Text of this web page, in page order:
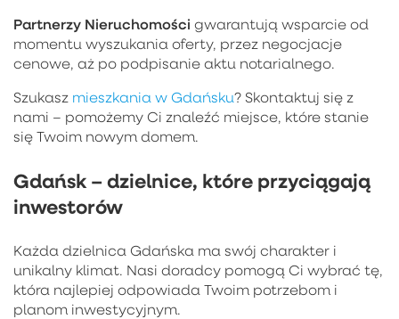
Partnerzy Nieruchomości gwarantują wsparcie od
momentu wyszukania oferty, przez negocjacje
cenowe, aż po podpisanie aktu notarialnego.
Szukasz mieszkania w Gdańsku? Skontaktuj się z
nami – pomożemy Ci znaleźć miejsce, które stanie
się Twoim nowym domem.
Gdańsk – dzielnice, które przyciągają
inwestorów
Każda dzielnica Gdańska ma swój charakter i
unikalny klimat. Nasi doradcy pomogą Ci wybrać tę,
która najlepiej odpowiada Twoim potrzebom i
planom inwestycyjnym.